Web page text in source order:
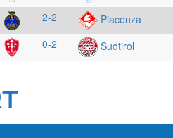
2-2 Piacenza
0-2 Sudtirol